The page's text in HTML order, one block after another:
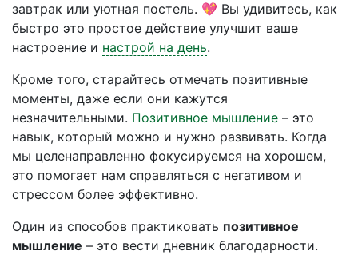
завтрак или уютная постель. 💖 Вы удивитесь, как
быстро это простое действие улучшит ваше
настроение и настрой на день.
Кроме того, старайтесь отмечать позитивные
моменты, даже если они кажутся
незначительными. Позитивное мышление – это
навык, который можно и нужно развивать. Когда
мы целенаправленно фокусируемся на хорошем,
это помогает нам справляться с негативом и
стрессом более эффективно.
Один из способов практиковать позитивное
мышление – это вести дневник благодарности.